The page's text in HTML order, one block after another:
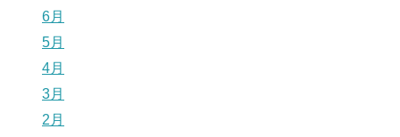
6月
5月
4月
3月
2月